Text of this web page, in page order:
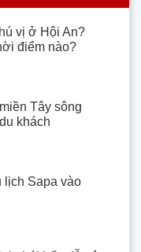
vị ở Hội An?
điểm nào?
Tây sông
khách
lịch Sapa vào